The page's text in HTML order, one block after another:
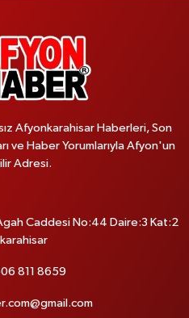
Afyonkarahisar Haberleri, Son
ve Haber Yorumlarıyla Afyon'un
Adresi.
Caddesi No:44 Daire:3 Kat:2
811 8659